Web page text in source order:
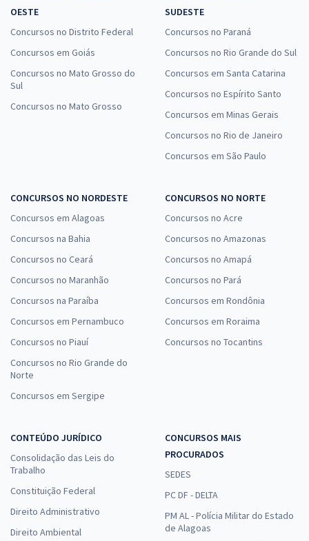
OESTE
Concursos no Distrito Federal
Concursos em Goiás
Concursos no Mato Grosso do
Sul
Concursos no Mato Grosso
SUDESTE
Concursos no Paraná
Concursos no Rio Grande do Sul
Concursos em Santa Catarina
Concursos no Espírito Santo
Concursos em Minas Gerais
Concursos no Rio de Janeiro
Concursos em São Paulo
CONCURSOS NO NORDESTE
Concursos em Alagoas
Concursos na Bahia
Concursos no Ceará
Concursos no Maranhão
Concursos na Paraíba
Concursos em Pernambuco
Concursos no Piauí
Concursos no Rio Grande do
Norte
Concursos em Sergipe
CONCURSOS NO NORTE
Concursos no Acre
Concursos no Amazonas
Concursos no Amapá
Concursos no Pará
Concursos em Rondônia
Concursos em Roraima
Concursos no Tocantins
CONTEÚDO JURÍDICO
Consolidação das Leis do
Trabalho
Constituição Federal
Direito Administrativo
Direito Ambiental
CONCURSOS MAIS
PROCURADOS
SEDES
PC DF - DELTA
PM AL - Polícia Militar do Estado
de Alagoas